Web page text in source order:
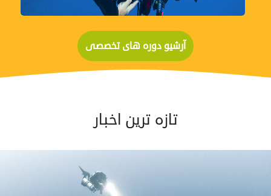
آرشیو دوره های تخصصی
تازه ترین اخبار